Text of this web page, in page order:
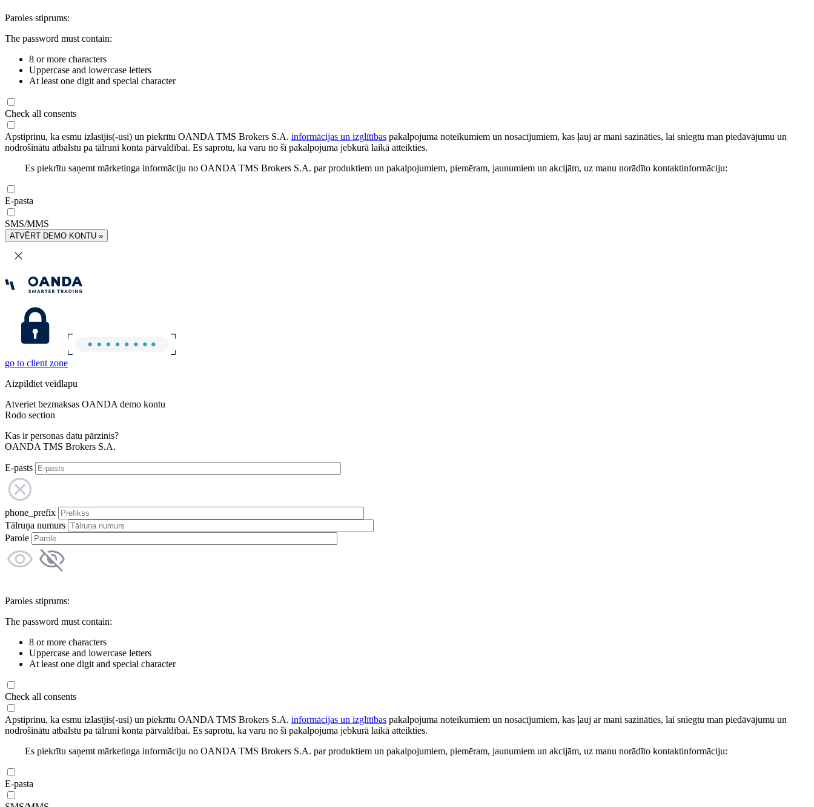
Paroles stiprums:
The password must contain:
8 or more characters
Uppercase and lowercase letters
At least one digit and special character
Check all consents
Apstiprinu, ka esmu izlasījis(-usi) un piekrītu OANDA TMS Brokers S.A. informācijas un izglītības pakalpojuma noteikumiem un nosacījumiem, kas ļauj ar mani sazināties, lai sniegtu man piedāvājumu un
nodrošinātu atbalstu pa tālruni konta pārvaldībai. Es saprotu, ka varu no šī pakalpojuma jebkurā laikā atteikties.
Es piekrītu saņemt mārketinga informāciju no OANDA TMS Brokers S.A. par produktiem un pakalpojumiem, piemēram, jaunumiem un akcijām, uz manu norādīto kontaktinformāciju:
E-pasta
SMS/MMS
ATVĒRT DEMO KONTU »
go to client zone
Aizpildiet veidlapu
Atveriet bezmaksas OANDA demo kontu
Rodo section
Kas ir personas datu pārzinis?
OANDA TMS Brokers S.A.
E-pasts
phone_prefix
Tālruņa numurs
Parole
Paroles stiprums:
The password must contain:
8 or more characters
Uppercase and lowercase letters
At least one digit and special character
Check all consents
Apstiprinu, ka esmu izlasījis(-usi) un piekrītu OANDA TMS Brokers S.A. informācijas un izglītības pakalpojuma noteikumiem un nosacījumiem, kas ļauj ar mani sazināties, lai sniegtu man piedāvājumu un
nodrošinātu atbalstu pa tālruni konta pārvaldībai. Es saprotu, ka varu no šī pakalpojuma jebkurā laikā atteikties.
Es piekrītu saņemt mārketinga informāciju no OANDA TMS Brokers S.A. par produktiem un pakalpojumiem, piemēram, jaunumiem un akcijām, uz manu norādīto kontaktinformāciju:
E-pasta